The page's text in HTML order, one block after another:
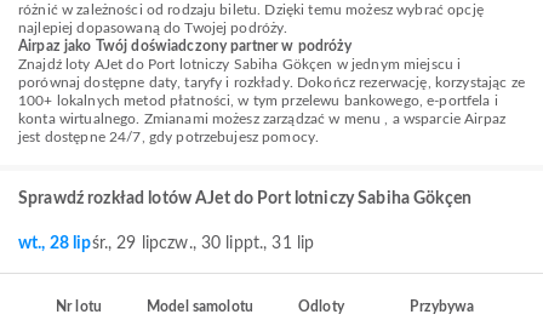
różnić w zależności od rodzaju biletu. Dzięki temu możesz wybrać opcję
najlepiej dopasowaną do Twojej podróży.
Airpaz jako Twój doświadczony partner w podróży
Znajdź loty AJet do Port lotniczy Sabiha Gökçen w jednym miejscu i
porównaj dostępne daty, taryfy i rozkłady. Dokończ rezerwację, korzystając ze
100+ lokalnych metod płatności, w tym przelewu bankowego, e-portfela i
konta wirtualnego. Zmianami możesz zarządzać w menu , a wsparcie Airpaz
jest dostępne 24/7, gdy potrzebujesz pomocy.
Sprawdź rozkład lotów AJet do Port lotniczy Sabiha Gökçen
wt., 28 lipśr., 29 lipczw., 30 lippt., 31 lip
Nr lotu Model samolotu Odloty Przybywa